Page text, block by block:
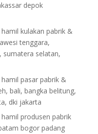
depok
kulakan pabrik &
tenggara,
sumatera selatan,
pasar pabrik &
bali, bangka belitung,
dki jakarta
produsen pabrik
bogor padang